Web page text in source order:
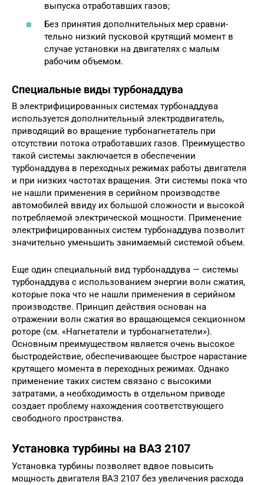
выпуска отработавших газов;
Без принятия дополнительных мер сравни­
тельно низкий пусковой крутящий момент в
случае установки на двигателях с малым
рабочим объемом.
Специальные виды турбонаддува
В электрифицированных системах турбонаддува
используется дополнительный электродвигатель,
приводящий во вращение турбонагнетатель при
отсутствии потока отработавших газов. Преиму­щество
такой системы заключается в обеспече­нии
турбонаддува в переходных режимах работы двигателя
и при низких частотах вращения. Эти системы пока что
не нашли применения в серий­ном производстве
автомобилей ввиду их большой сложности и высокой
потребляемой электриче­ской мощности. Применение
электрифицирован­ных систем турбонаддува позволит
значительно уменьшить занимаемый системой объем.
Еще один специальный вид турбонаддува — системы
турбонаддува с использованием энер­гии волн сжатия,
которые пока что не нашли применения в серийном
производстве. Принцип действия основан на
отражении волн сжатия во вращающемся секционном
роторе (см. «Нагне­татели и турбонагнетатели»).
Основным преи­муществом является очень высокое
быстродей­ствие, обеспечивающее быстрое нарастание
крутящего момента в переходных режимах. Од­нако
применение таких систем связано с высо­кими
затратами, а необходимость в отдельном приводе
создает проблему нахождения соответ­ствующего
свободного пространства.
Установка турбины на ВАЗ 2107
Установка турбины позволяет вдвое повысить
мощность двигателя ВАЗ 2107 без увеличения расхода